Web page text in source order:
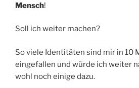
Mensch!
Soll ich weiter machen?
So viele Identitäten sind mir in 10
eingefallen und würde ich weiter
wohl noch einige dazu.